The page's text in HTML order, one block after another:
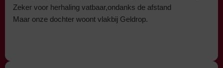
Zeker voor herhaling vatbaar,ondanks de afstand
Maar onze dochter woont vlakbij Geldrop.